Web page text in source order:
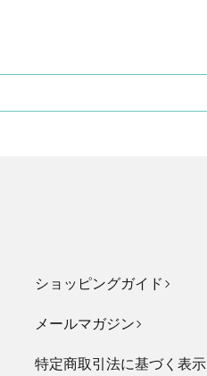
ショッピングガイド
メールマガジン
特定商取引法に基づく表示